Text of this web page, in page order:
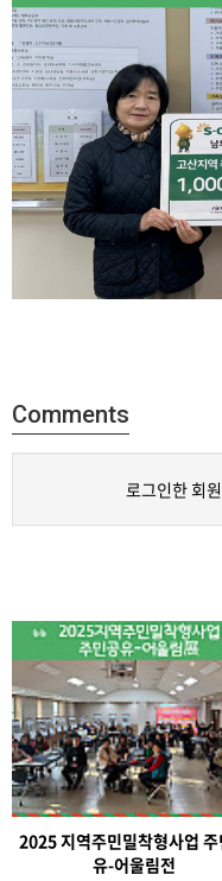
Comments
로그인한 회
2025 지역주민밀착형사업
유-어울림전